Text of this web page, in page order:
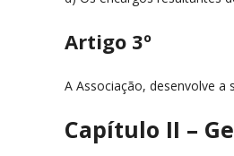
Artigo 3º
A Associação, desenvolve
Capítulo II –